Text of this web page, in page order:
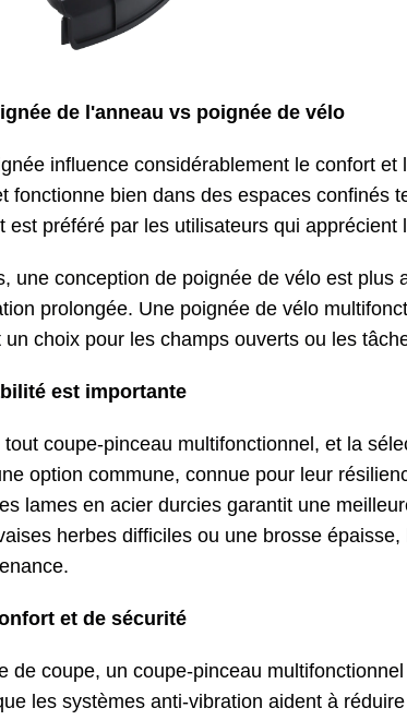
de l'anneau vs poignée de vélo
influence considérablement le confort
fonctionne bien dans des espaces
est préféré par les utilisateurs qui apprécient
une conception de poignée de vélo est
prolongée. Une poignée de vélo
choix pour les champs ouverts ou les
est importante
coupe-pinceau multifonctionnel, et la
option commune, connue pour leur
lames en acier durcies garantit une
herbes difficiles ou une brosse
et de sécurité
de coupe, un coupe-pinceau
les systèmes anti-vibration aident à